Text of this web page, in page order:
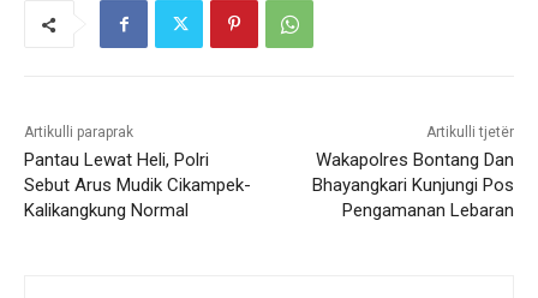
Artikulli paraprak
Pantau Lewat Heli, Polri
Sebut Arus Mudik Cikampek-
Kalikangkung Normal
Artikulli tjetër
Wakapolres Bontang Dan
Bhayangkari Kunjungi Pos
Pengamanan Lebaran